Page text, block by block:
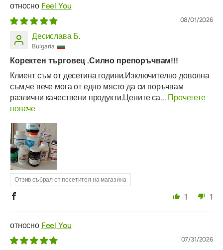
Feel You
08/01/2026
Десислава Б.
Bulgaria
Коректен търговец .Силно препоръчвам!!!
Клиент съм от десетина години.Изключително доволна
съм,че вече мога от едно място да си поръчвам
различни качествени продукти.Цените са... Прочетете
повече
Отзив събрал от посетител на магазина
1 1
Feel You
07/31/2026